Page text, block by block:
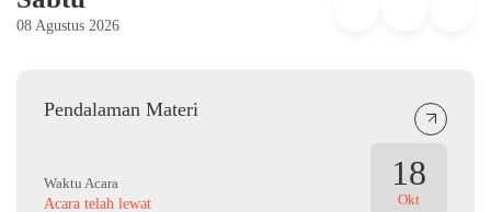
08 Agustus 2026
Pendalaman Materi
18
Okt
Waktu Acara
Acara telah lewat